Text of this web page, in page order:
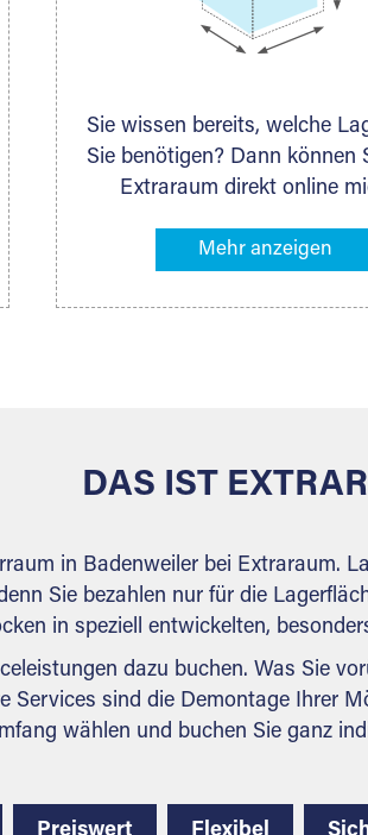
Sie wissen bereits, welche
Sie benötigen? Dann können
Extraraum direkt online
Lagerliste die
möchten – das Volumen
weiteren Fragen, die Sie
DAS IST
in Badenweiler bei Extraraum.
Sie bezahlen nur für die
in speziell entwickelten,
dazu buchen. Was Sie
Services sind die Demontage Ihrer
wählen und buchen Sie ganz